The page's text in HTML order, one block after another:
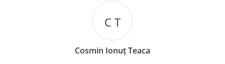
C T
Cosmin Ionuț Teaca